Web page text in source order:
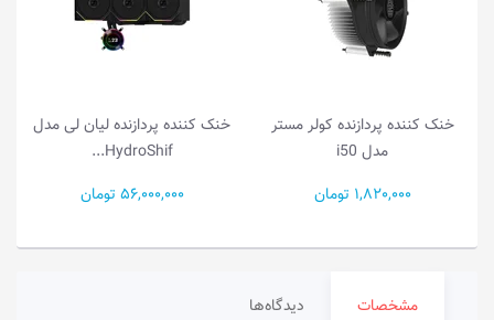
خنک کننده پردازنده کولر مستر
مدل i50
1,820,000 تومان
خنک کننده پردازنده لیان لی مدل
HydroShif...
56,000,000 تومان
مشخصات دیدگاه‌ها